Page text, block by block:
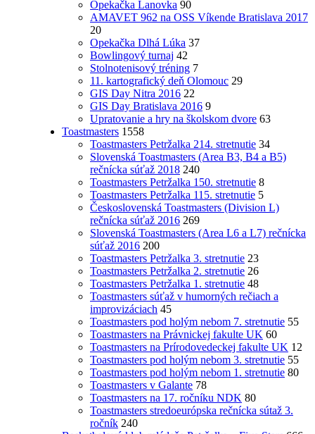
Opekačka Lanovka 90
AMAVET 962 na OSS Víkende Bratislava 2017
20
Opekačka Dlhá Lúka 37
Bowlingový turnaj 42
Stolnotenisový tréning 7
11. kartografický deň Olomouc 29
GIS Day Nitra 2016 22
GIS Day Bratislava 2016 9
Upratovanie a hry na školskom dvore 63
Toastmasters 1558
Toastmasters Petržalka 214. stretnutie 34
Slovenská Toastmasters (Area B3, B4 a B5)
rečnícka súťaž 2018 240
Toastmasters Petržalka 150. stretnutie 8
Toastmasters Petržalka 115. stretnutie 5
Československá Toastmasters (Division L)
rečnícka súťaž 2016 269
Slovenská Toastmasters (Area L6 a L7) rečnícka
súťaž 2016 200
Toastmasters Petržalka 3. stretnutie 23
Toastmasters Petržalka 2. stretnutie 26
Toastmasters Petržalka 1. stretnutie 48
Toastmasters súťaž v humorných rečiach a
improvizáciach 45
Toastmasters pod holým nebom 7. stretnutie 55
Toastmasters na Právnickej fakulte UK 60
Toastmasters na Prírodovedeckej fakulte UK 12
Toastmasters pod holým nebom 3. stretnutie 55
Toastmasters pod holým nebom 1. stretnutie 80
Toastmasters v Galante 78
Toastmasters na 17. ročníku NDK 80
Toastmasters stredoeurópska rečnícka sútaž 3.
ročník 240